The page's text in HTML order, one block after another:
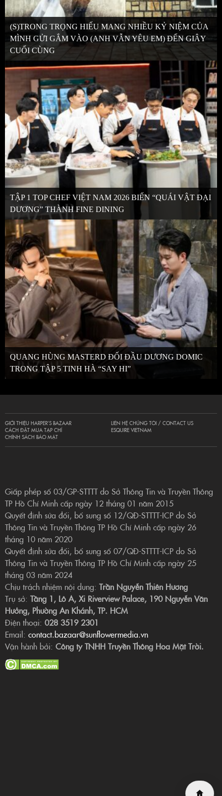
(S)TRONG TRỌNG HIẾU MANG NHIỀU KỶ NIỆM CỦA
MÌNH GỬI GẮM VÀO (ANH VẪN YÊU EM) ĐẾN GIÂY
CUỐI CÙNG
TẬP 1 TOP CHEF VIỆT NAM 2026 BIẾN “QUÁI VẬT ĐẠI
DƯƠNG” THÀNH FINE DINING
QUANG HÙNG MASTERD ĐỐI ĐẦU DƯƠNG DOMIC
TRONG TẬP 5 TINH HÀ “SAY HI”
GIỚI THIỆU HARPER’S BAZAAR
CÁCH ĐẶT MUA TẠP CHÍ
CHÍNH SÁCH BẢO MẬT
LIÊN HỆ CHÚNG TÔI / CONTACT US
ESQUIRE VIETNAM
Giấp phép số 03/GP-STTTT do Sở Thông Tin và Truyền Thông
TP Hồ Chí Minh cấp ngày 12 tháng 01 năm 2015
Quyết định sửa đổi, bổ sung số 12/QĐ-STTTT-ICP do Sở
Thông Tin và Truyền Thông TP Hồ Chí Minh cấp ngày 26
tháng 10 năm 2020
Quyết định sửa đổi, bổ sung số 07/QĐ-STTTT-ICP do Sở
Thông Tin và Truyền Thông TP Hồ Chí Minh cấp ngày 25
tháng 03 năm 2024
Chịu trách nhiệm nội dung: Trần Nguyễn Thiên Hương
Trụ sở: Tầng 1, Lô A, Xi Riverview Palace, 190 Nguyễn Văn
Hưởng, Phường An Khánh, TP. HCM
Điện thoại: 028 3519 2301
Email: contact.bazaar@sunflowermedia.vn
Vận hành bởi: Công ty TNHH Truyền Thông Hoa Mặt Trời.